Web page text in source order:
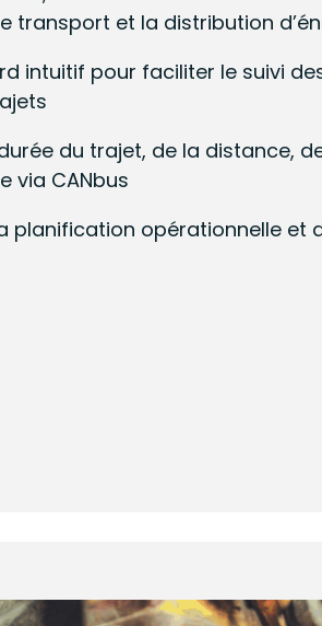
transport et la distribution
intuitif pour faciliter le suivi
du trajet, de la distance,
via CANbus
planification opérationnelle et